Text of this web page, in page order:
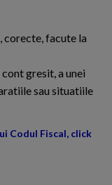
facute la
gresit, a unei
sau situatiile
Codul Fiscal, click